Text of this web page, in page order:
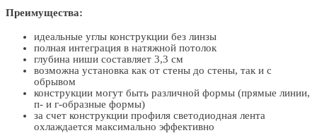
Преимущества:
идеальные углы конструкции без линзы
полная интеграция в натяжной потолок
глубина ниши составляет 3,3 см
возможна установка как от стены до стены, так и с
обрывом
конструкции могут быть различной формы (прямые линии,
п- и г-образные формы)
за счет конструкции профиля светодиодная лента
охлаждается максимально эффективно